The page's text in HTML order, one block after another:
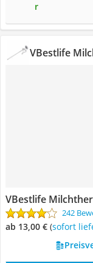
r
VBestlife
VBestlife
242
ab 13,00 € ( Sofort